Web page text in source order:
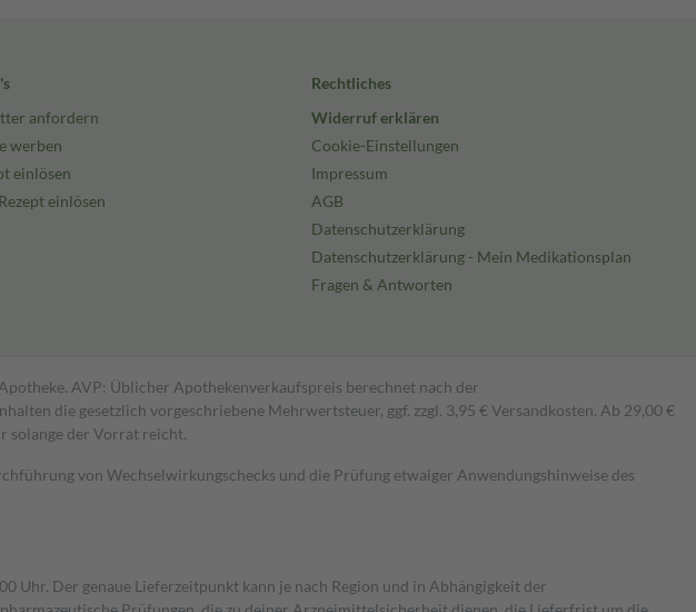
anfordern
werben
einlösen
einlösen
Rechtliches
Widerruf erklären
Cookie-Einstellungen
Impressum
AGB
Datenschutzerklärung
Datenschutzerklärung - Mein Medikationsplan
Fragen & Antworten
AVP: Üblicher Apothekenverkaufspreis berechnet nach der
die gesetzlich vorgeschriebene Mehrwertsteuer, ggf. zzgl. 3,95 € Versandkosten. Ab 29,00 €
solange der Vorrat reicht.
von Wechselwirkungschecks und die Prüfung etwaiger Anwendungshinweise des
Uhr. Der genaue Lieferzeitpunkt kann je nach Region und in Abhängigkeit der